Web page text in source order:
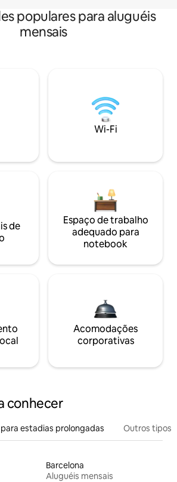
populares para aluguéis
mensais
Wi-Fi
de
Espaço de trabalho
adequado para
notebook
Acomodações
corporativas
conhecer
estadias prolongadas Outros tipos
Barcelona
Aluguéis mensais